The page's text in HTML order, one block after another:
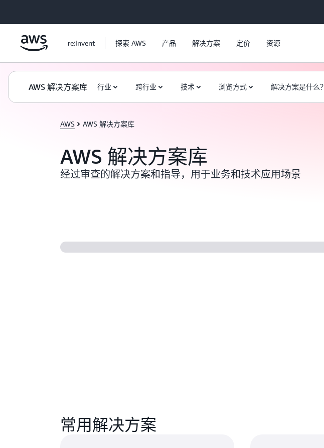
re:Invent 探索 AWS 产品 解决方案 定价 资源
AWS 解决方案库 行业 跨行业 技术 浏览方式 解决方案是什么？
AWS AWS 解决方案库
AWS 解决方案库
经过审查的解决方案和指导，用于业务和技术应用场景
常用解决方案